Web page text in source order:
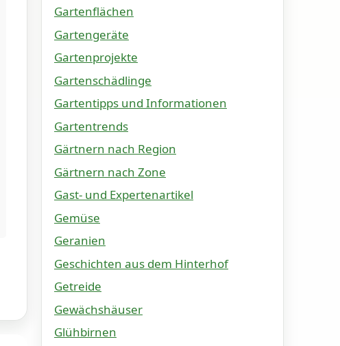
Gartenflächen
Gartengeräte
Gartenprojekte
Gartenschädlinge
Gartentipps und Informationen
Gartentrends
Gärtnern nach Region
Gärtnern nach Zone
Gast- und Expertenartikel
Gemüse
Geranien
Geschichten aus dem Hinterhof
Getreide
Gewächshäuser
Glühbirnen